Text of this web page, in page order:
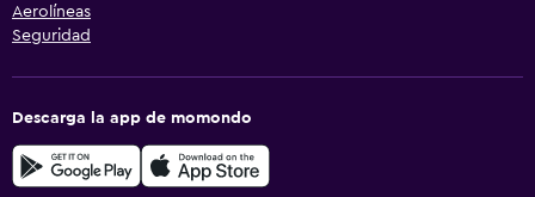
Aerolíneas
Seguridad
Descarga la app de momondo